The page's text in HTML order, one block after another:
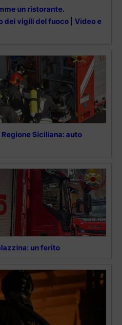
un ristorante.
dei vigili del fuoco | Video e
Siciliana: auto
un ferito